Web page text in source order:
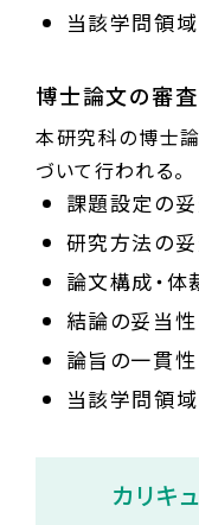
当該学問領
博士論文の審
本研究科の博士
づいて行われる。
課題設定の妥
研究方法の妥
論文構成・体
結論の妥当性
論旨の一貫性
当該学問領
カリキ